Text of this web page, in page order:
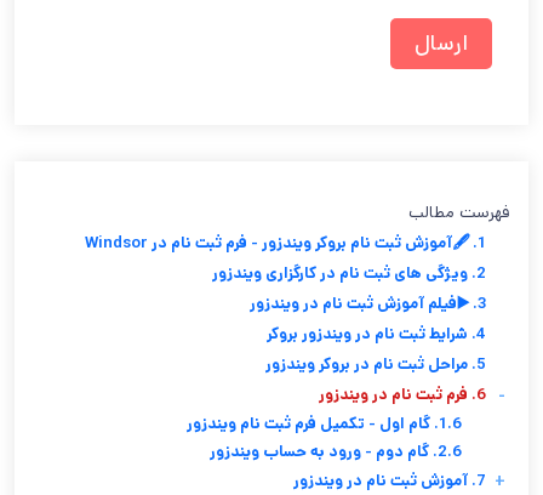
فهرست مطالب
1. 🖋️آموزش ثبت نام بروکر ویندزور - فرم ثبت نام در Windsor
2. ویژگی های ثبت نام در کارگزاری ویندزور
3. ▶️فیلم آموزش ثبت نام در ویندزور
4. شرایط ثبت نام در ویندزور بروکر
5. مراحل ثبت نام در بروکر ویندزور
6. فرم ثبت نام در ویندزور -
1.6. گام اول - تکمیل فرم ثبت نام ویندزور
2.6. گام دوم - ورود به حساب ویندزور
7. آموزش ثبت نام در ویندزور +